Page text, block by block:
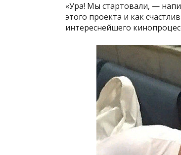
«Ура! Мы стартовали, —
этого проекта и как
интереснейшего